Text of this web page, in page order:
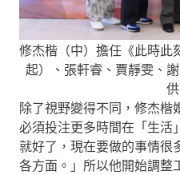
修杰楷（中）擔任《此時此
起）、張軒睿、賈靜雯、
供
除了視野變得不同，修杰楷
必須投注更多時間在「生活
就好了，現在要做的事情很
各方面。」所以他開始調整